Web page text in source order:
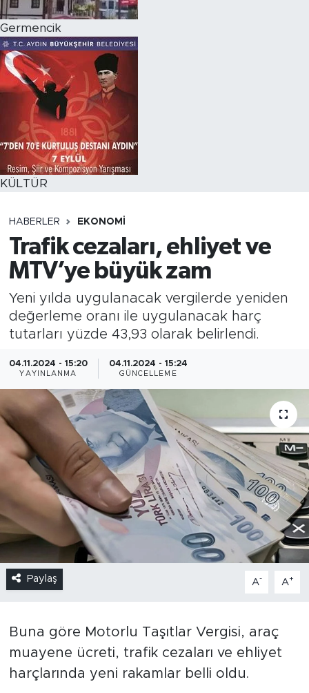
Germencik
KÜLTÜR
HABERLER EKONOMİ
Trafik cezaları, ehliyet ve
MTV’ye büyük zam
Yeni yılda uygulanacak vergilerde yeniden
değerleme oranı ile uygulanacak harç
tutarları yüzde 43,93 olarak belirlendi.
04.11.2024 - 15:20
YAYINLANMA
04.11.2024 - 15:24
GÜNCELLEME
Paylaş A- A+
Buna göre Motorlu Taşıtlar Vergisi, araç
muayene ücreti, trafik cezaları ve ehliyet
harçlarında yeni rakamlar belli oldu.